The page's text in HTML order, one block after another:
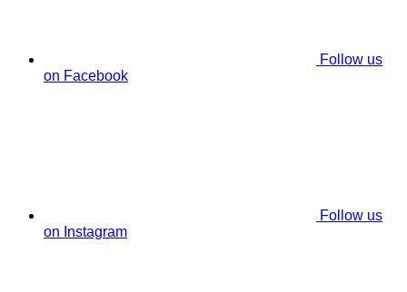
Follow us
on Facebook
Follow us
on Instagram